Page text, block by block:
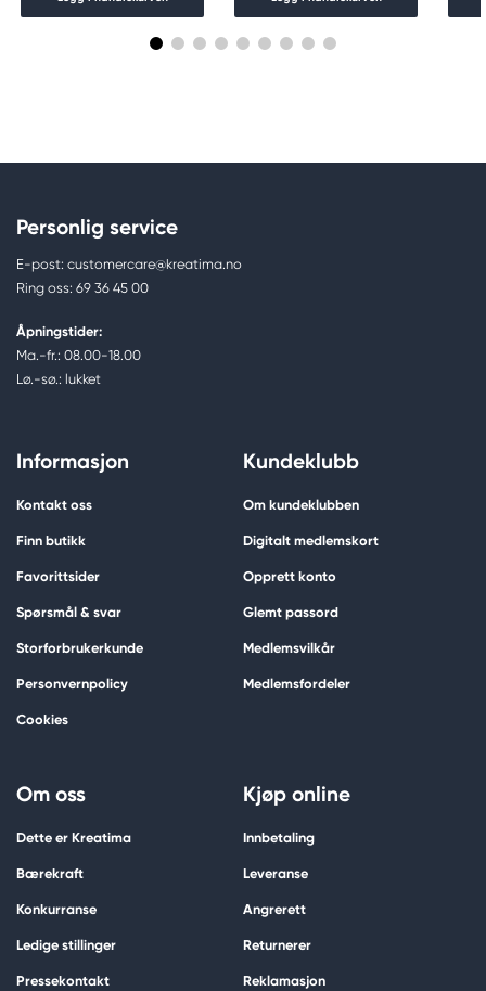
Personlig service
E-post: customercare@kreatima.no
Ring oss: 69 36 45 00
Åpningstider:
Ma.-fr.: 08.00-18.00
Lø.-sø.: lukket
Informasjon
Kontakt oss
Finn butikk
Favorittsider
Spørsmål & svar
Storforbrukerkunde
Personvernpolicy
Cookies
Kundeklubb
Om kundeklubben
Digitalt medlemskort
Opprett konto
Glemt passord
Medlemsvilkår
Medlemsfordeler
Om oss
Dette er Kreatima
Bærekraft
Konkurranse
Ledige stillinger
Pressekontakt
Kjøp online
Innbetaling
Leveranse
Angrerett
Returnerer
Reklamasjon